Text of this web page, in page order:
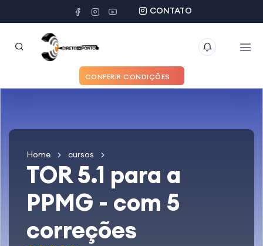
CONTATO
CONFERIR CONDIÇÕES
Home cursos
TOR 5.1 para a
PPMG - com 5
correções